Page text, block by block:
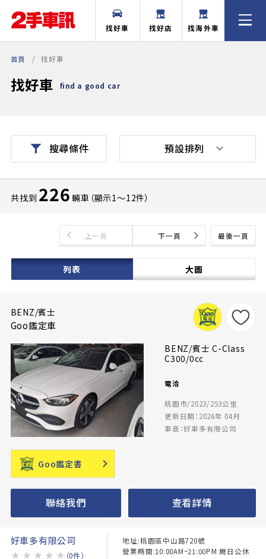
找好車 找好店 找海外車
首頁 找好車
找好車 find a good car
搜尋條件
共找到 226 輛車（顯示1〜12件）
最後一頁
上一頁 下一頁
列表 大圖
預設排列
BENZ/賓士
Goo鑑定車
BENZ/賓士 C-Class
C300/0cc
電洽
桃園市/2023/253公里
更新日期：2026年 04月
車商：好車多有限公司
Goo鑑定書
聯絡我們 查看詳情
好車多有限公司
★ ★ ★ ★ ★ （0件）
地址:桃園區中山路720號
營業時間:10:00AM~21:00PM 周日公休